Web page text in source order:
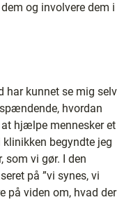
og involvere dem i
har kunnet se mig selv
hvordan
hjælpe mennesker et
begyndte jeg
som vi gør. I den
på ”vi synes, vi
på viden om, hvad der